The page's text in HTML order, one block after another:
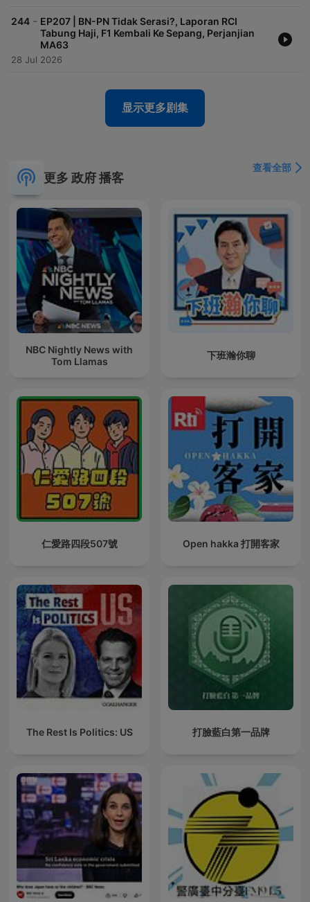
244 - EP207 | BN-PN Tidak Serasi?, Laporan RCI
Tabung Haji, F1 Kembali Ke Sepang, Perjanjian
MA63
28 Jul 2026
显示更多剧集
更多 政府 播客
查看全部
NBC Nightly News with
Tom Llamas
下班瀚你聊
仁愛路四段507號 Open hakka 打開客家
The Rest Is Politics: US 打臉藍白第一品牌